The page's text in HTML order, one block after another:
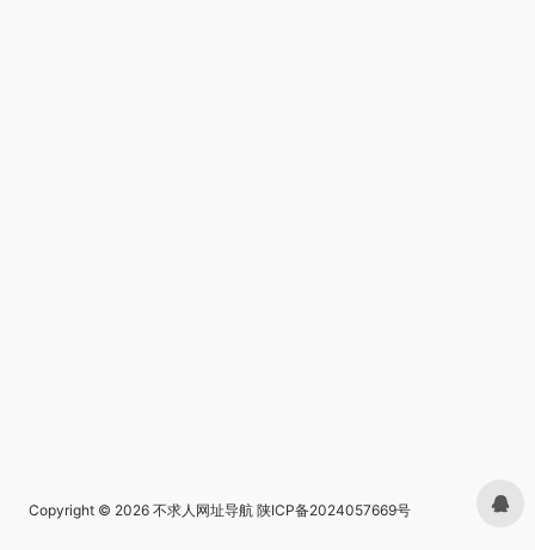
Copyright © 2026 不求人网址导航 陕ICP备2024057669号